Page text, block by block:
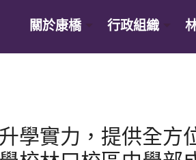
關於康橋 行政組織
學實力，提供全方